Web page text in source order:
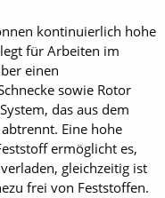
kontinuierlich hohe
für Arbeiten im
einen
sowie Rotor
das aus dem
Eine hohe
ermöglicht es,
gleichzeitig ist
frei von Feststoffen.